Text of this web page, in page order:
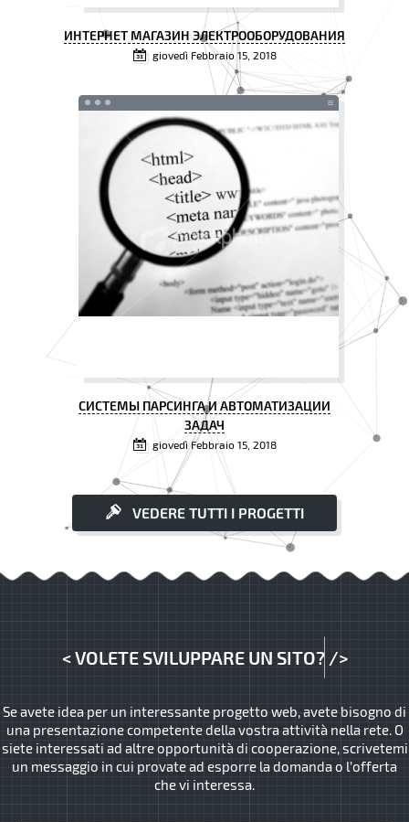
ИНТЕРНЕТ МАГАЗИН ЭЛЕКТРООБОРУДОВАНИЯ
giovedì Febbraio 15, 2018
СИСТЕМЫ ПАРСИНГА И АВТОМАТИЗАЦИИ
ЗАДАЧ
giovedì Febbraio 15, 2018
VEDERE TUTTI I PROGETTI
<VOLETE SVILUPPARE UN SITO? />
Se avete idea per un interessante progetto web, avete bisogno di
una presentazione competente della vostra attività nella rete. O
siete interessati ad altre opportunità di cooperazione, scrivetemi
un messaggio in cui provate ad esporre la domanda o l’offerta
che vi interessa.